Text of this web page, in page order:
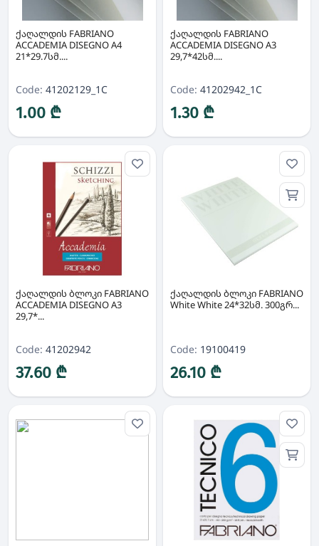
ქაღალდის FABRIANO
ACCADEMIA DISEGNO A4
21*29.7სმ....
Code: 41202129_1C
1.00 ₾
ქაღალდის FABRIANO
ACCADEMIA DISEGNO A3
29,7*42სმ....
Code: 41202942_1C
1.30 ₾
ქაღალდის ბლოკი FABRIANO
ACCADEMIA DISEGNO A3
29,7*...
Code: 41202942
37.60 ₾
ქაღალდის ბლოკი FABRIANO
White White 24*32სმ. 300გრ...
Code: 19100419
26.10 ₾